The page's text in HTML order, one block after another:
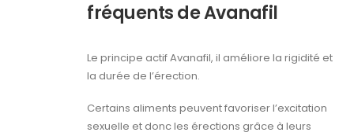
fréquents de Avanafil
Le principe actif Avanafil, il améliore la rigidité et
la durée de l’érection.
Certains aliments peuvent favoriser l’excitation
sexuelle et donc les érections grâce à leurs